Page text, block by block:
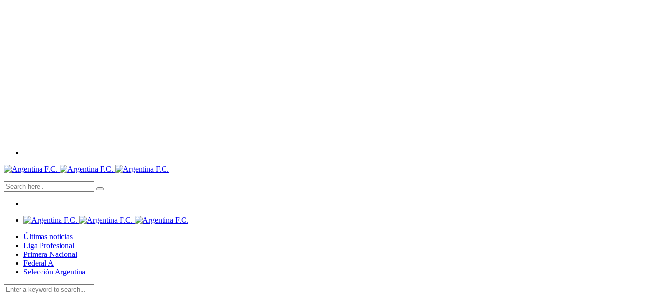
Últimas noticias
Liga Profesional
Primera Nacional
Federal A
Selección Argentina